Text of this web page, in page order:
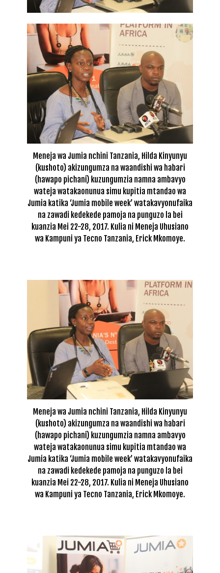
Meneja wa Jumia nchini Tanzania, Hilda Kinyunyu
(kushoto) akizungumza na waandishi wa habari
(hawapo pichani) kuzungumzia namna ambavyo
wateja watakaonunua simu kupitia mtandao wa
Jumia katika ‘Jumia mobile week’ watakavyonufaika
na zawadi kedekede pamoja na punguzo la bei
kuanzia Mei 22-28, 2017. Kulia ni Meneja Uhusiano
wa Kampuni ya Tecno Tanzania, Erick Mkomoye.
Meneja wa Jumia nchini Tanzania, Hilda Kinyunyu
(kushoto) akizungumza na waandishi wa habari
(hawapo pichani) kuzungumzia namna ambavyo
wateja watakaonunua simu kupitia mtandao wa
Jumia katika ‘Jumia mobile week’ watakavyonufaika
na zawadi kedekede pamoja na punguzo la bei
kuanzia Mei 22-28, 2017. Kulia ni Meneja Uhusiano
wa Kampuni ya Tecno Tanzania, Erick Mkomoye.